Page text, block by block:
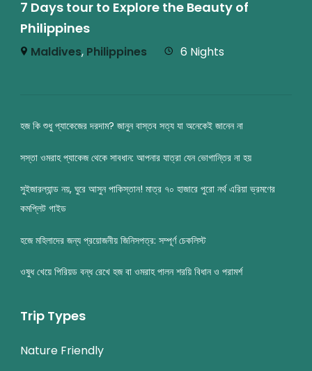
7 Days tour to Explore the Beauty of
Philippines
Maldives, Philippines 6 Nights
হজ কি শুধু প্যাকেজের দরদাম? জানুন বাস্তব সত্য যা অনেকেই জানেন না
সস্তা ওমরাহ প্যাকেজ থেকে সাবধান: আপনার যাত্রা যেন ভোগান্তির না হয়
সুইজারল্যান্ড নয়, ঘুরে আসুন পাকিস্তান! মাত্র ৭০ হাজারে পুরো নর্থ এরিয়া ভ্রমণের
কমপ্লিট গাইড
হজে মহিলাদের জন্য প্রয়োজনীয় জিনিসপত্র: সম্পূর্ণ চেকলিস্ট
ওষুধ খেয়ে পিরিয়ড বন্ধ রেখে হজ বা ওমরাহ পালন শরয়ি বিধান ও পরামর্শ
Trip Types
Nature Friendly